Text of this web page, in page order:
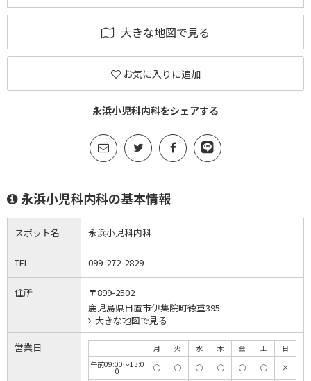
大きな地図で見る
お気に入りに追加
永浜小児科内科をシェアする
永浜小児科内科の基本情報
スポット名 永浜小児科内科
TEL 099-272-2829
住所
〒899-2502
鹿児島県日置市伊集院町徳重395
大きな地図で見る
営業日 月 火 水 木 金 土
日
午前09:00～13:0
0 ◯ ◯ ◯ ◯ ◯ ◯
×